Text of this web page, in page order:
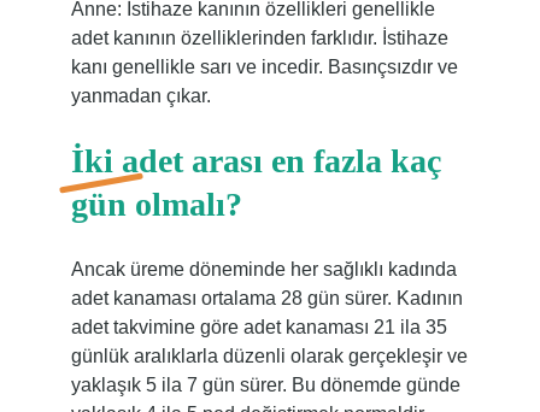
Anne: İstihaze kanının özellikleri genellikle
adet kanının özelliklerinden farklıdır. İstihaze
kanı genellikle sarı ve incedir. Basınçsızdır ve
yanmadan çıkar.
İki adet arası en fazla kaç
gün olmalı?
Ancak üreme döneminde her sağlıklı kadında
adet kanaması ortalama 28 gün sürer. Kadının
adet takvimine göre adet kanaması 21 ila 35
günlük aralıklarla düzenli olarak gerçekleşir ve
yaklaşık 5 ila 7 gün sürer. Bu dönemde günde